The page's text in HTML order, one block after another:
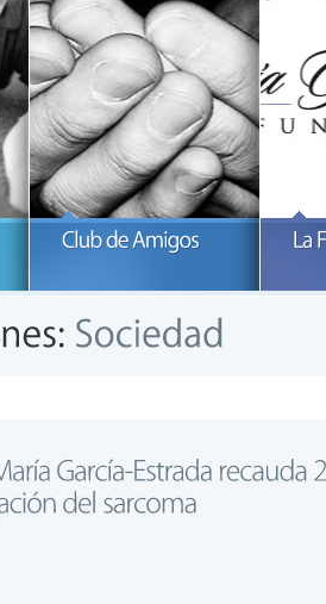
Participa con la Fundación María